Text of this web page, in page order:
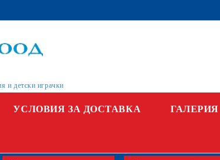
и детски играчки
УСЛОВИЯ ЗА ДОСТАВКА ГАЛЕРИЯ